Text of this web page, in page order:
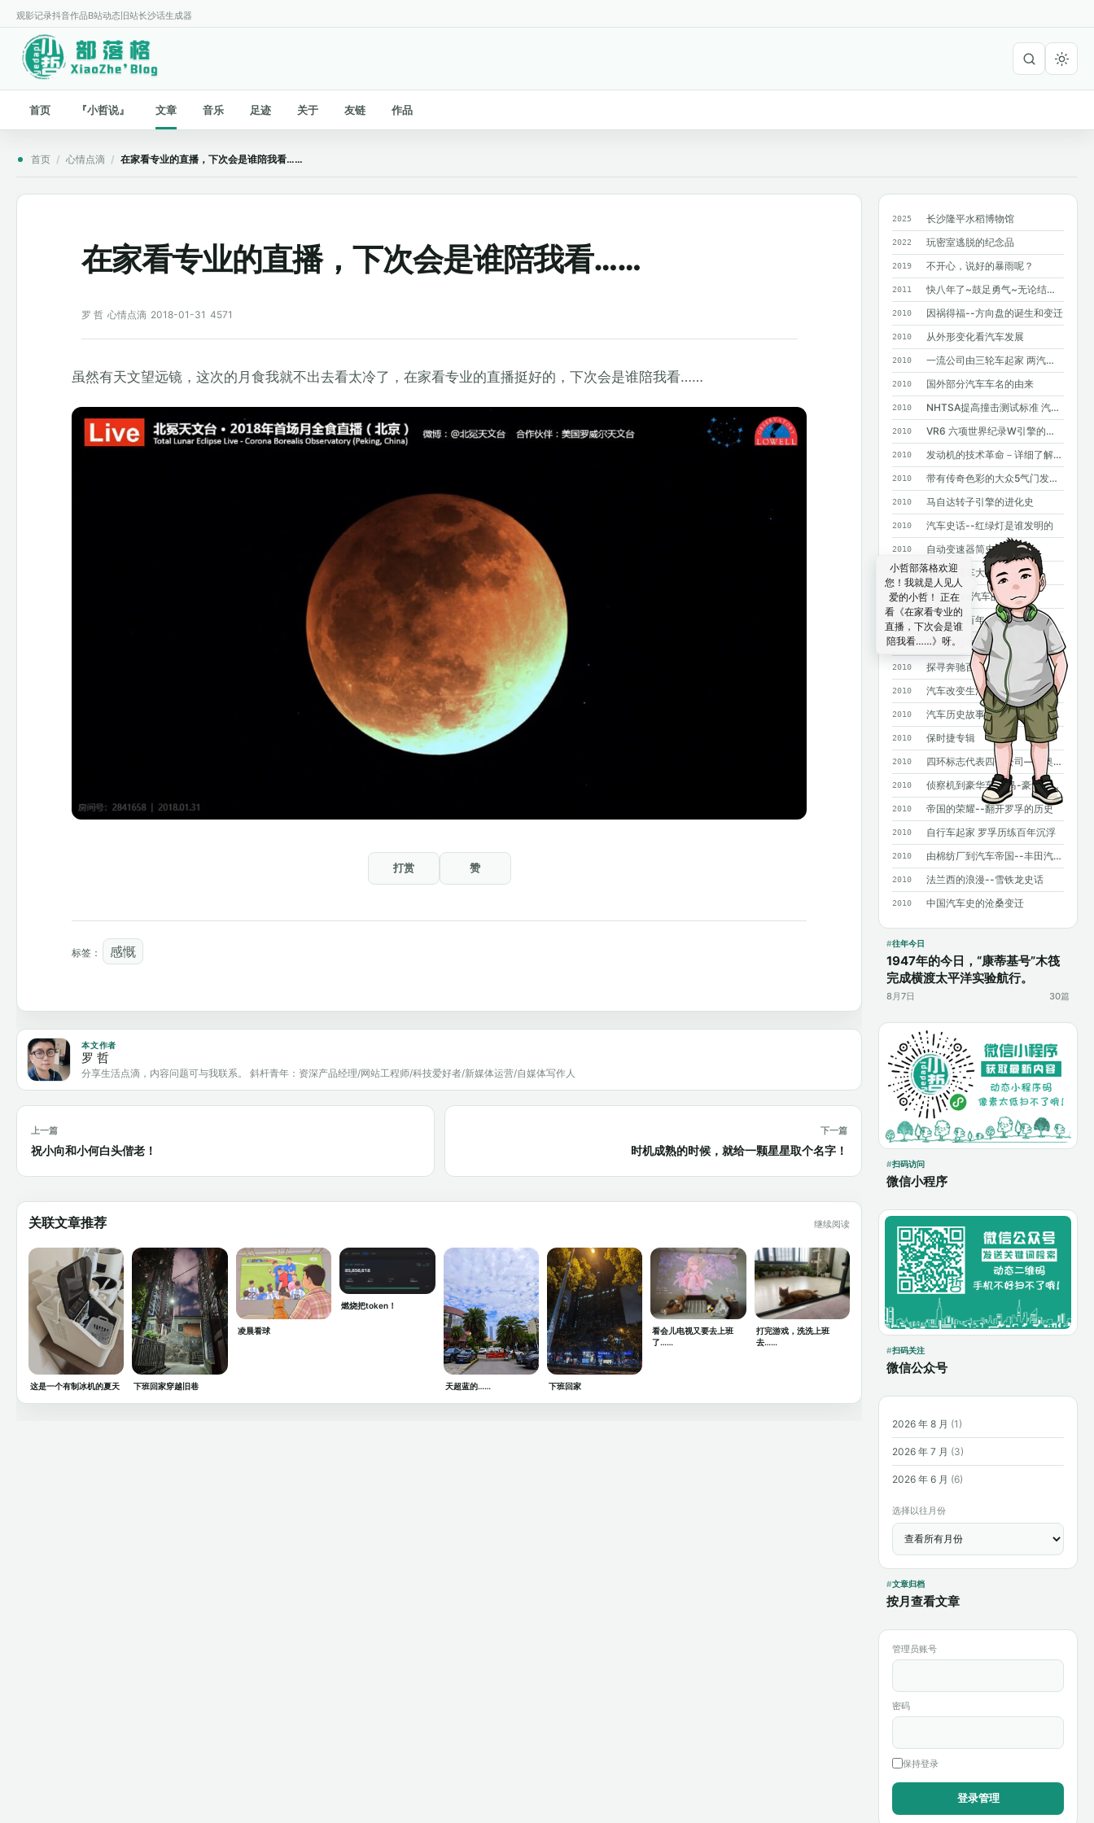
观影记录抖音作品B站动态 旧站长沙话生成器
首页 『小哲说』 文章 音乐 足迹 关于 友链 作品
首页 / 心情点滴 / 在家看专业的直播，下次会是谁陪我看……
2025 长沙隆平水稻博物馆
2022 玩密室逃脱的纪念品
2019 不开心，说好的暴雨呢？
2011 快八年了~鼓足勇气~无论结果如何~只求...
2010 因祸得福--方向盘的诞生和变迁
2010 从外形变化看汽车发展
2010 一流公司由三轮车起家 两汽车巨人造就奔驰
2010 国外部分汽车车名的由来
2010 NHTSA提高撞击测试标准 汽车安全要求进一步提高
2010 VR6 六项世界纪录W引擎的基础
2010 发动机的技术革命－详细了解GDI
2010 带有传奇色彩的大众5气门发动机
2010 马自达转子引擎的进化史
2010 汽车史话--红绿灯是谁发明的
2010 自动变速器简史
2010 未来的轿车大灯
2010 四款Volvo汽车的诞生
2010 福特汽车百年大事记
2010 菲亚特百年史
2010 探寻奔驰百年基因--斯图加特奔驰总部采访手记
2010 汽车改变生活--汽车发明100年史话
2010 汽车历史故事——MPV风雨20年
2010 保时捷专辑
2010 四环标志代表四个公司——奥迪历史概述
2010 侦察机到豪华车 宝马-豪华背后沧桑曲折
2010 帝国的荣耀--翻开罗孚的历史
2010 自行车起家 罗孚历练百年沉浮
2010 由棉纺厂到汽车帝国--丰田汽车发展史
2010 法兰西的浪漫--雪铁龙史话
2010 中国汽车史的沧桑变迁
往年今日
1947年的今日，“康蒂基号”木筏
完成横渡太平洋实验航行。
8月7日 30篇
扫码访问
微信小程序
扫码关注
微信公众号
2026 年 8 月 (1)
2026 年 7 月 (3)
2026 年 6 月 (6)
选择以往月份
文章归档
按月查看文章
管理员账号
密码
保持登录
在家看专业的直播，下次会是谁陪我看……
罗 哲 心情点滴 2018-01-31 4571
虽然有天文望远镜，这次的月食我就不出去看太冷了，在家看专业的直播挺好的，下次会是谁陪我看……
打赏 赞
标签： 感慨
本文作者
罗 哲
分享生活点滴，内容问题可与我联系。 斜杆青年：资深产品经理/网站工程师/科技爱好者/新媒体运营/自媒体写作人
上一篇
祝小向和小何白头偕老！
下一篇
时机成熟的时候，就给一颗星星取个名字！
关联文章推荐 继续阅读
这是一个有制冰机的夏天 下班回家穿越旧巷
凌晨看球
燃烧把token！
天超蓝的…… 下班回家
看会儿电视又要去上班
了……
打完游戏，洗洗上班
去……
小哲部落格欢迎
您！我就是人见人
爱的小哲！ 正在
看《在家看专业的
直播，下次会是谁
陪我看……》呀。